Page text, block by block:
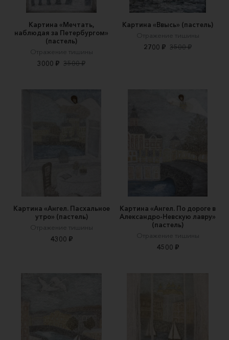
Картина «Мечтать,
наблюдая за Петербургом»
(пастель)
Отражение тишины
3000 ₽ 3500 ₽
Картина «Ввысь» (пастель)
Отражение тишины
2700 ₽ 3500 ₽
Картина «Ангел. Пасхальное
утро» (пастель)
Отражение тишины
4300 ₽
Картина «Ангел. По дороге в
Александро-Невскую лавру»
(пастель)
Отражение тишины
4500 ₽